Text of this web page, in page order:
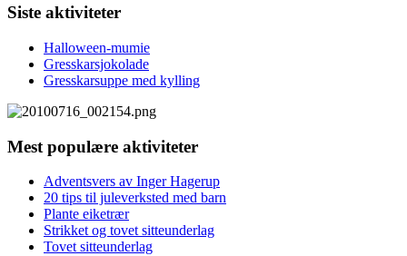
Siste aktiviteter
Halloween-mumie
Gresskarsjokolade
Gresskarsuppe med kylling
Mest populære aktiviteter
Adventsvers av Inger Hagerup
20 tips til juleverksted med barn
Plante eiketrær
Strikket og tovet sitteunderlag
Tovet sitteunderlag